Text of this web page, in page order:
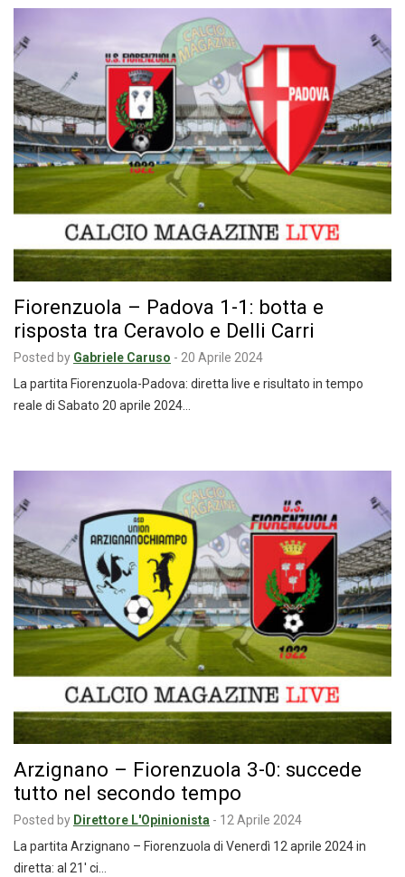
Fiorenzuola – Padova 1-1: botta e
risposta tra Ceravolo e Delli Carri
Posted by Gabriele Caruso - 20 Aprile 2024
La partita Fiorenzuola-Padova: diretta live e risultato in tempo
reale di Sabato 20 aprile 2024…
Arzignano – Fiorenzuola 3-0: succede
tutto nel secondo tempo
Posted by Direttore L'Opinionista - 12 Aprile 2024
La partita Arzignano – Fiorenzuola di Venerdì 12 aprile 2024 in
diretta: al 21′ ci…